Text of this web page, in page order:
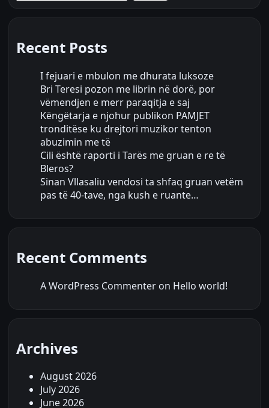
Recent Posts
I fejuari e mbulon me dhurata luksoze
Bri Teresi pozon me librin në dorë, por
vëmendjen e merr paraqitja e saj
Këngëtarja e njohur publikon PAMJET
tronditëse ku drejtori muzikor tenton
abuzimin me të
Cili është raporti i Tarës me gruan e re të
Bleros?
Sinan Vllasaliu vendosi ta shfaq gruan vetëm
pas të 40-tave, nga kush e ruante…
Recent Comments
A WordPress Commenter on Hello world!
Archives
August 2026
July 2026
June 2026